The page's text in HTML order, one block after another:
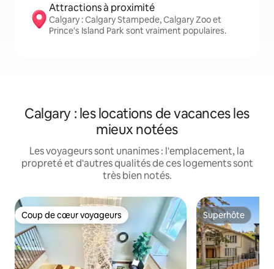
Attractions à proximité
Calgary : Calgary Stampede, Calgary Zoo et
Prince's Island Park sont vraiment populaires.
Calgary : les locations de vacances les
mieux notées
Les voyageurs sont unanimes : l'emplacement, la
propreté et d'autres qualités de ces logements sont
très bien notés.
Coup de cœur voyageurs
Coup de cœur voyageurs Superhôte
Superhôte